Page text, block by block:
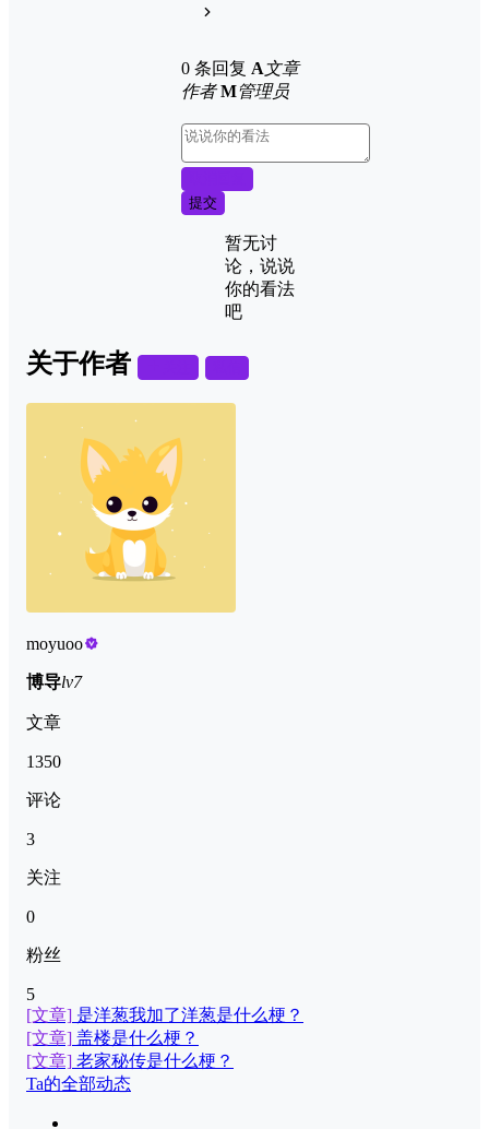
0 条回复 A文章
作者 M管理员
提交
暂无讨
论，说说
你的看法
吧
关于作者
moyuoo
博导lv7
文章
1350
评论
3
关注
0
粉丝
5
[文章] 是洋葱我加了洋葱是什么梗？
[文章] 盖楼是什么梗？
[文章] 老家秘传是什么梗？
Ta的全部动态